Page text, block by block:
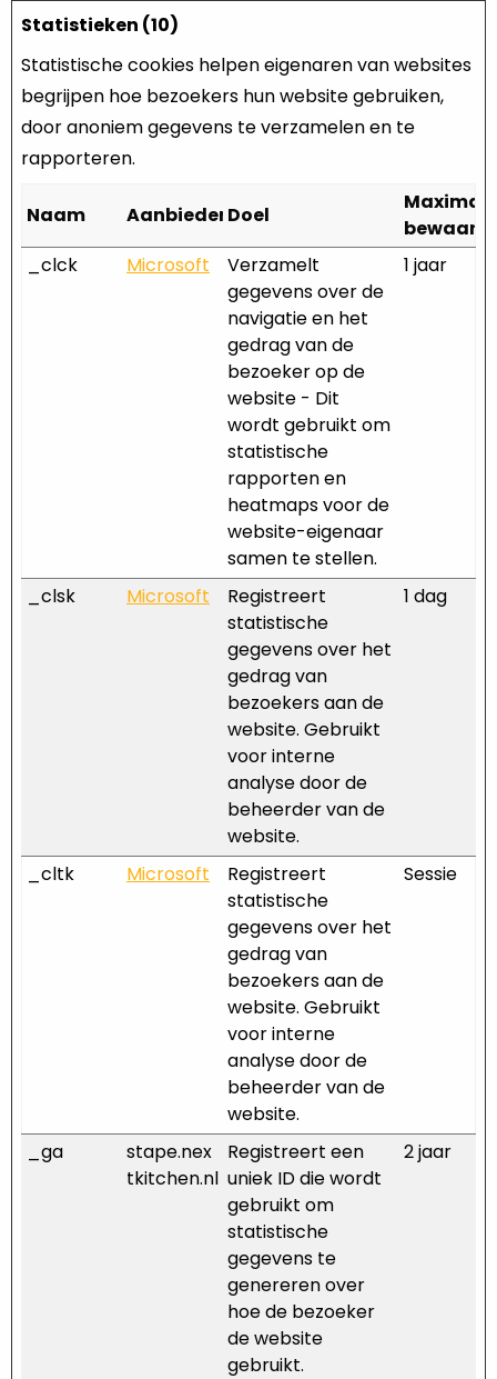
Statistieken (10)
Statistische cookies helpen eigenaren van websites
begrijpen hoe bezoekers hun website gebruiken,
door anoniem gegevens te verzamelen en te
rapporteren.
Naam Aanbieder Doel
Maximale
_clck
Microsoft
Verzamelt
gegevens over de
navigatie en het
gedrag van de
bezoeker op de
website - Dit
wordt gebruikt om
statistische
rapporten en
heatmaps voor de
website-eigenaar
samen te stellen.
1 jaar
_clsk Microsoft
Registreert
statistische
gegevens over het
gedrag van
bezoekers aan de
website. Gebruikt
voor interne
analyse door de
beheerder van de
website.
1 dag
_cltk Microsoft
Registreert
statistische
gegevens over het
gedrag van
bezoekers aan de
website. Gebruikt
voor interne
analyse door de
beheerder van de
website.
Sessie
_ga
stape.nex
tkitchen.nl
Registreert een
uniek ID die wordt
gebruikt om
statistische
gegevens te
genereren over
hoe de bezoeker
de website
gebruikt.
2 jaar